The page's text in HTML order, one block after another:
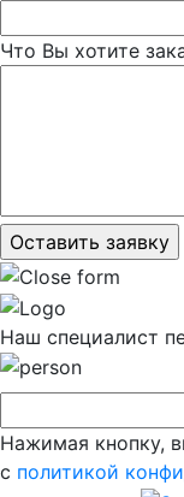
Что Вы хотите
Наш специалист
Нажимая кнопку,
с политикой